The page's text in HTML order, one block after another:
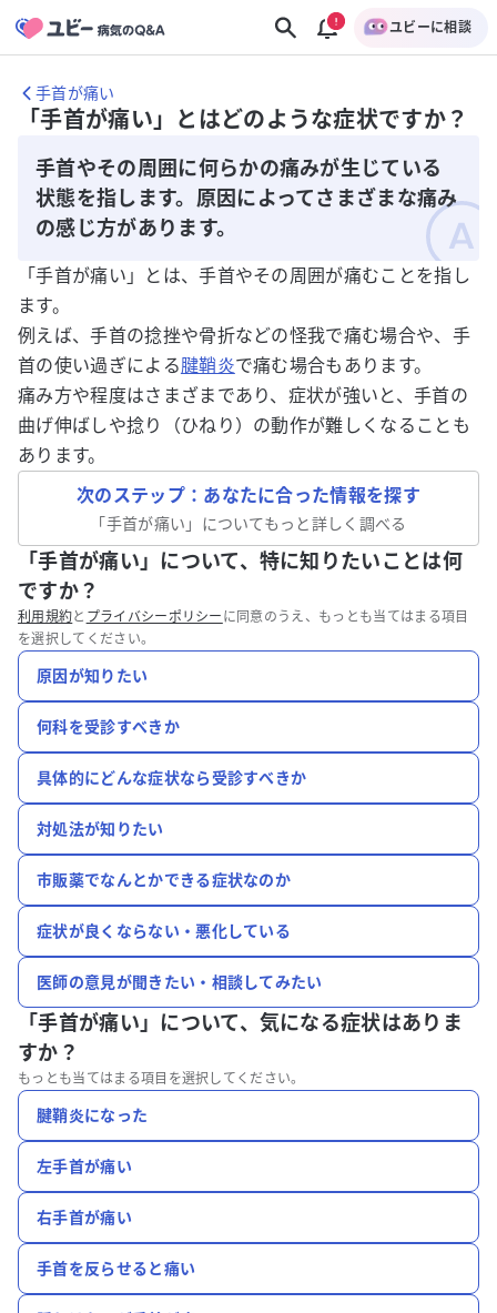
ユビーに相談
手首が痛い
「手首が痛い」とはどのような症状ですか？
手首やその周囲に何らかの痛みが生じている
状態を指します。原因によってさまざまな痛み
の感じ方があります。
「手首が痛い」とは、手首やその周囲が痛むことを指し
ます。
例えば、手首の捻挫や骨折などの怪我で痛む場合や、手
首の使い過ぎによる腱鞘炎で痛む場合もあります。
痛み方や程度はさまざまであり、症状が強いと、手首の
曲げ伸ばしや捻り（ひねり）の動作が難しくなることも
あります。
次のステップ：あなたに合った情報を探す
「手首が痛い 」についてもっと詳しく調べる
「手首が痛い」について、特に知りたいことは何
ですか？
利用規約と プライバシーポリシー に同意のうえ、もっとも当てはまる項目
を選択してください。
原因が知りたい
何科を受診すべきか
具体的にどんな症状なら受診すべきか
対処法が知りたい
市販薬でなんとかできる症状なのか
症状が良くならない・悪化している
医師の意見が聞きたい・相談してみたい
「手首が痛い」について、 気になる症状はありま
すか？
もっとも当てはまる項目を選択してください。
腱鞘炎になった
左手首が痛い
右手首が痛い
手首を反らせると痛い